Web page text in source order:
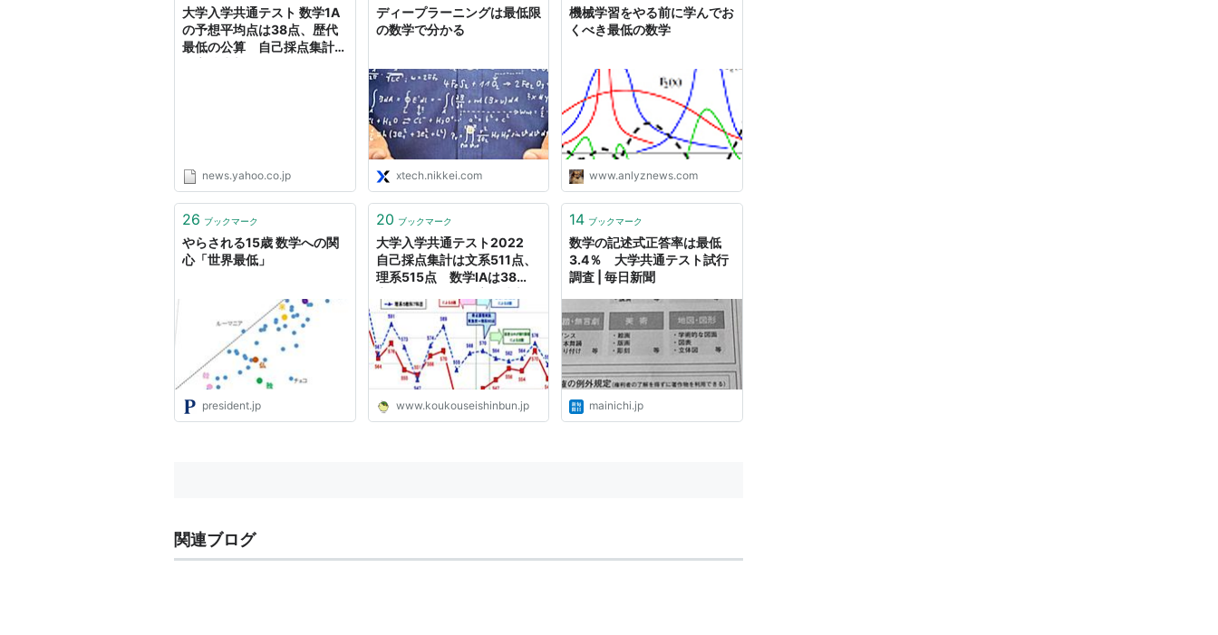
大学入学共通テスト 数学1A
の予想平均点は38点、歴代
最低の公算 自己採点集計
news.yahoo.co.jp
ディープラーニングは最低限
の数学で分かる
xtech.nikkei.com
機械学習をやる前に学んでお
くべき最低の数学
www.anlyznews.com
26 ブックマーク
やらされる15歳 数学への関
心「世界最低」
president.jp
20 ブックマーク
大学入学共通テスト2022
自己採点集計は文系511点、
理系515点 数学IAは38
聞：10代を応援するニュー
ス＆コンテンツメディア
www.koukouseishinbun.jp
14 ブックマーク
数学の記述式正答率は最低
3.4％ 大学共通テスト試行
調査 | 毎日新聞
mainichi.jp
関連ブログ